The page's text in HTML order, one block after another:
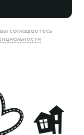
соглашаетесь